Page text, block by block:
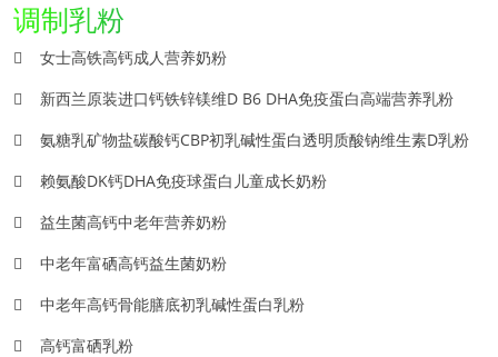
调制乳粉
女士高铁高钙成人营养奶粉
新西兰原装进口钙铁锌镁维D B6 DHA免疫蛋白高端营养乳粉
氨糖乳矿物盐碳酸钙CBP初乳碱性蛋白透明质酸钠维生素D乳粉
赖氨酸DK钙DHA免疫球蛋白儿童成长奶粉
益生菌高钙中老年营养奶粉
中老年富硒高钙益生菌奶粉
中老年高钙骨能膳底初乳碱性蛋白乳粉
高钙富硒乳粉